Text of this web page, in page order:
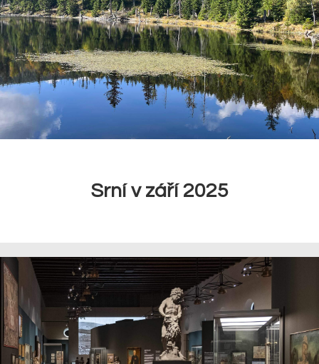
Srní v září 2025